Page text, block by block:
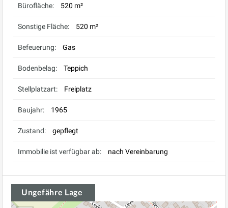
Bürofläche: 520 m²
Sonstige Fläche: 520 m²
Befeuerung: Gas
Bodenbelag: Teppich
Stellplatzart: Freiplatz
Baujahr: 1965
Zustand: gepflegt
Immobilie ist verfügbar ab: nach Vereinbarung
Ungefähre Lage